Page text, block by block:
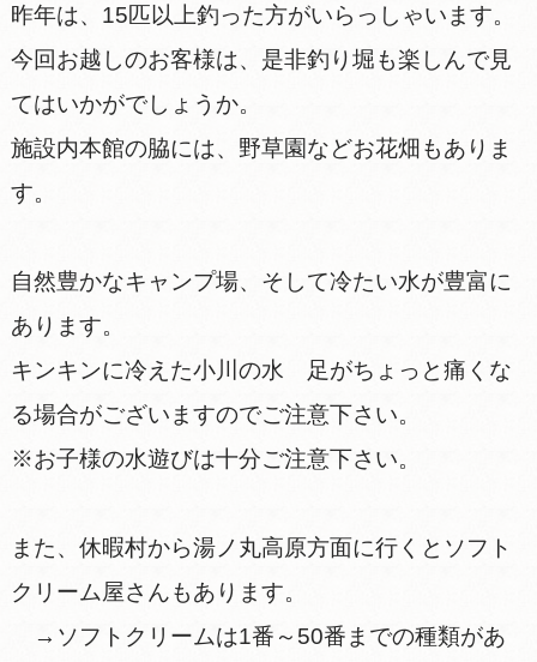
昨年は、15匹以上釣った方がいらっしゃいます。
今回お越しのお客様は、是非釣り堀も楽しんで見
てはいかがでしょうか。
施設内本館の脇には、野草園などお花畑もありま
す。
自然豊かなキャンプ場、そして冷たい水が豊富に
あります。
キンキンに冷えた小川の水 足がちょっと痛くな
る場合がございますのでご注意下さい。
※お子様の水遊びは十分ご注意下さい。
また、休暇村から湯ノ丸高原方面に行くとソフト
クリーム屋さんもあります。
→ソフトクリームは1番～50番までの種類があ